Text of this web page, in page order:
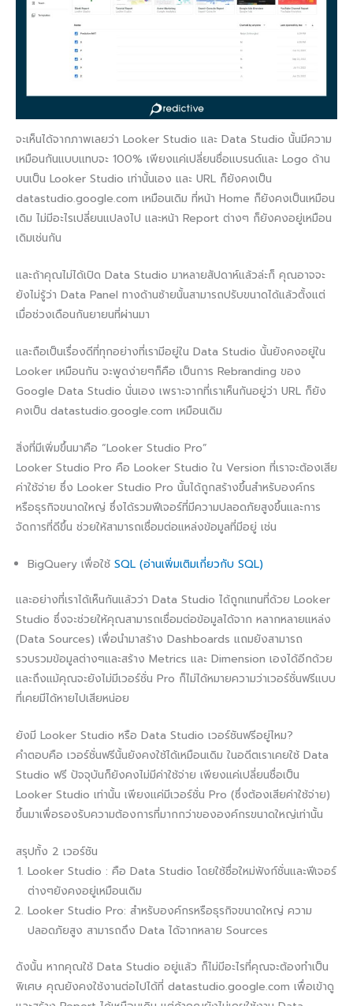
จะเห็นได้จากภาพเลยว่า Looker Studio และ Data Studio นั้นมีความ
เหมือนกันแบบแทบจะ 100% เพียงแค่เปลี่ยนชื่อแบรนด์และ Logo ด้าน
บนเป็น Looker Studio เท่านั้นเอง และ URL ก็ยังคงเป็น
datastudio.google.com เหมือนเดิม ที่หน้า Home ก็ยังคงเป็นเหมือน
เดิม ไม่มีอะไรเปลี่ยนแปลงไป และหน้า Report ต่างๆ ก็ยังคงอยู่เหมือน
เดิมเช่นกัน
และถ้าคุณไม่ได้เปิด Data Studio มาหลายสัปดาห์แล้วล่ะก็ คุณอาจจะ
ยังไม่รู้ว่า Data Panel ทางด้านซ้ายนั้นสามารถปรับขนาดได้แล้วตั้งแต่
เมื่อช่วงเดือนกันยายนที่ผ่านมา
และถือเป็นเรื่องดีที่ทุกอย่างที่เรามีอยู่ใน Data Studio นั้นยังคงอยู่ใน
Looker เหมือนกัน จะพูดง่ายๆก็คือ เป็นการ Rebranding ของ
Google Data Studio นั่นเอง เพราะจากที่เราเห็นกันอยู่ว่า URL ก็ยัง
คงเป็น datastudio.google.com เหมือนเดิม
สิ่งที่มีเพิ่มขึ้นมาคือ “Looker Studio Pro”
Looker Studio Pro คือ Looker Studio ใน Version ที่เราจะต้องเสีย
ค่าใช้จ่าย ซึ่ง Looker Studio Pro นั้นได้ถูกสร้างขึ้นสำหรับองค์กร
หรือธุรกิจขนาดใหญ่ ซึ่งได้รวมฟีเจอร์ที่มีความปลอดภัยสูงขึ้นและการ
จัดการที่ดีขึ้น ช่วยให้สามารถเชื่อมต่อแหล่งข้อมูลที่มีอยู่ เช่น
BigQuery เพื่อใช้ SQL (อ่านเพิ่มเติมเกี่ยวกับ SQL)
และอย่างที่เราได้เห็นกันแล้วว่า Data Studio ได้ถูกแทนที่ด้วย Looker
Studio ซึ่งจะช่วยให้คุณสามารถเชื่อมต่อข้อมูลได้จาก หลากหลายแหล่ง
(Data Sources) เพื่อนำมาสร้าง Dashboards แถมยังสามารถ
รวบรวมข้อมูลต่างๆและสร้าง Metrics และ Dimension เองได้อีกด้วย
และถึงแม้คุณจะยังไม่มีเวอร์ชั่น Pro ก็ไม่ได้หมายความว่าเวอร์ชั่นฟรีแบบ
ที่เคยมีได้หายไปเสียหน่อย
ยังมี Looker Studio หรือ Data Studio เวอร์ชันฟรีอยู่ไหม?
คำตอบคือ เวอร์ชั่นฟรีนั้นยังคงใช้ได้เหมือนเดิม ในอดีตเราเคยใช้ Data
Studio ฟรี ปัจจุบันก็ยังคงไม่มีค่าใช้จ่าย เพียงแค่เปลี่ยนชื่อเป็น
Looker Studio เท่านั้น เพียงแค่มีเวอร์ชั่น Pro (ซึ่งต้องเสียค่าใช้จ่าย)
ขึ้นมาเพื่อรองรับความต้องการที่มากกว่าขององค์กรขนาดใหญ่เท่านั้น
สรุปทั้ง 2 เวอร์ชัน
Looker Studio : คือ Data Studio โดยใช้ชื่อใหม่ฟังก์ชั่นและฟีเจอร์
ต่างๆยังคงอยู่เหมือนเดิม
Looker Studio Pro: สำหรับองค์กรหรือธุรกิจขนาดใหญ่ ความ
ปลอดภัยสูง สามารถดึง Data ได้จากหลาย Sources
ดังนั้น หากคุณใช้ Data Studio อยู่แล้ว ก็ไม่มีอะไรที่คุณจะต้องทำเป็น
พิเศษ คุณยังคงใช้งานต่อไปได้ที่ datastudio.google.com เพื่อเข้าดู